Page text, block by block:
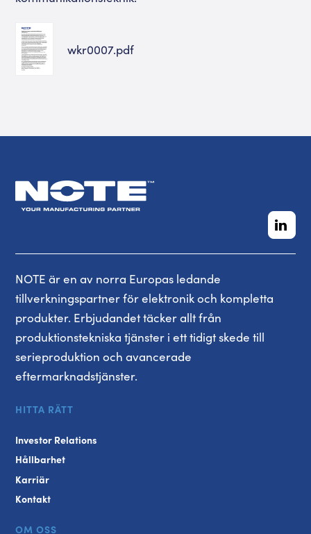
wkr0007.pdf
NOTE är en av norra Europas ledande
tillverkningspartner för elektronik och kompletta
produkter. Erbjudandet täcker allt från
produktionstekniska tjänster i ett tidigt skede till
serieproduktion och avancerade
eftermarknadstjänster.
HITTA RÄTT
Investor Relations
Hållbarhet
Karriär
Kontakt
OM OSS